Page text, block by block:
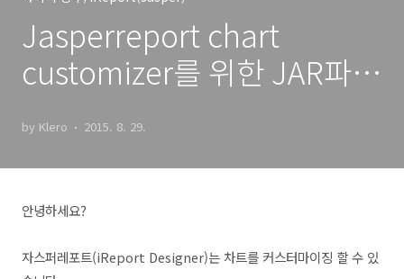
Jasperreport chart
customizer를 위한 JAR파일
by Klero 2015. 8. 29.
안녕하세요?
자스퍼레포트(iReport Designer)는차트를 커스터마이징 할 수 있